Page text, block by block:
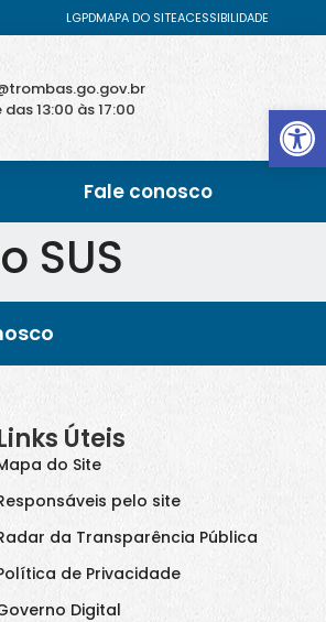
LGPDMAPA DO SITEACESSIBILIDADE
13:00 às 17:00
Fale conosco
SUS
Úteis
do Site
pelo site
da Transparência Pública
de Privacidade
Digital
Abrir